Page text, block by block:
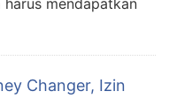
Changer, Izin